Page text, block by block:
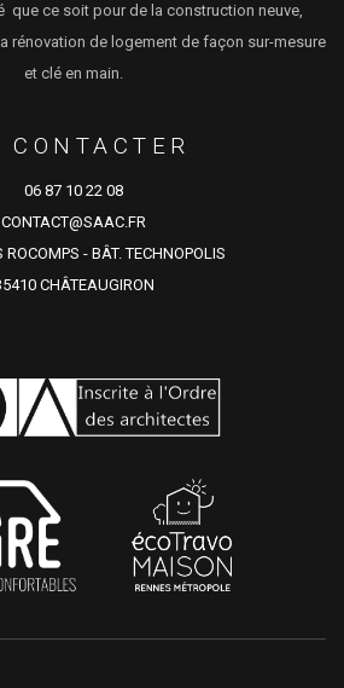
que ce soit pour de la construction neuve,
rénovation de logement de façon sur-mesure
et clé en main.
CONTACTER
06 87 10 22 08
CONTACT@SAAC.FR
- BÂT. TECHNOPOLIS
CHÂTEAUGIRON